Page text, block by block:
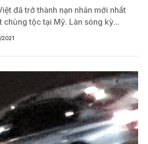
đã trở thành nạn nhân mới nhất
chủng tộc tại Mỹ. Làn sóng kỳ...
2021